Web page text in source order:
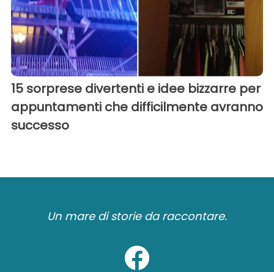
15 sorprese divertenti e idee bizzarre per
appuntamenti che difficilmente avranno
successo
Un mare di storie da raccontare.